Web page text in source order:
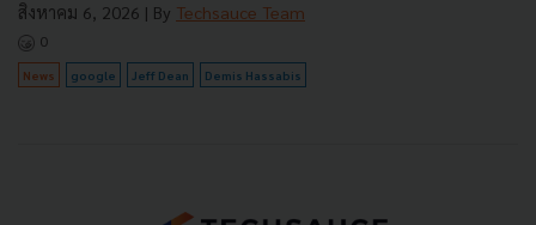
สิงหาคม 6, 2026 | By Techsauce Team
0
News google Jeff Dean Demis Hassabis